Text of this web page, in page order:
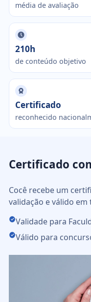
média de avaliação
210h
de conteúdo objetivo
Certificado
reconhecido
Certificado
Cocê recebe um
validação e válido em
Validade para
Válido para